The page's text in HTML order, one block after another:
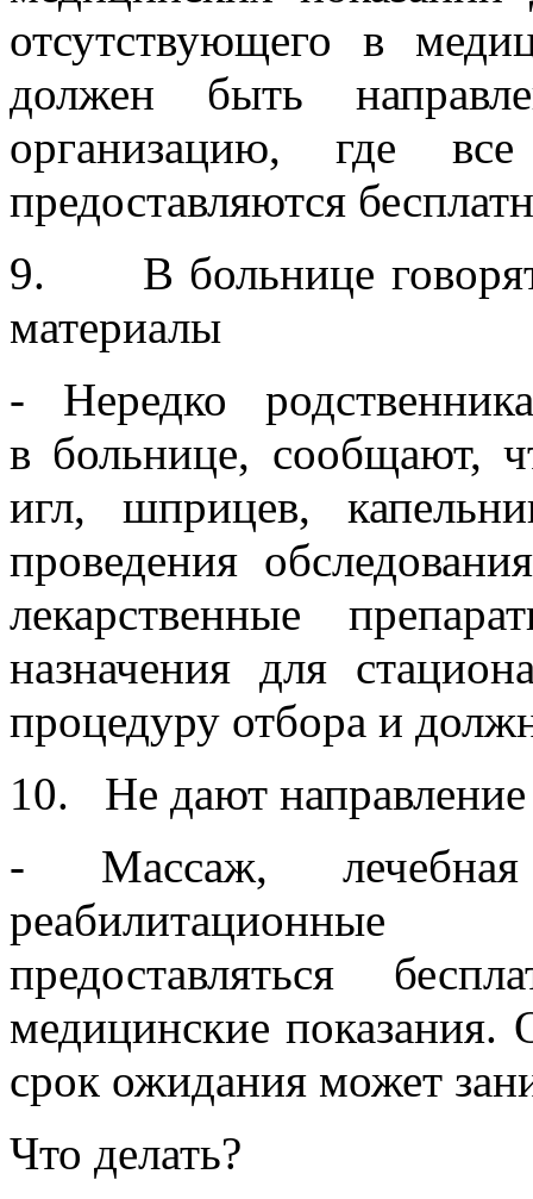
отсутствующего в
должен быть
организацию, где все
предоставляются
9. В больнице
материалы
- Нередко
в больнице, сообщают,
игл, шприцев,
проведения
лекарственные
назначения для
процедуру отбора и
10. Не дают
- Массаж,
предоставляться
медицинские показания.
срок ожидания может
Что делать?